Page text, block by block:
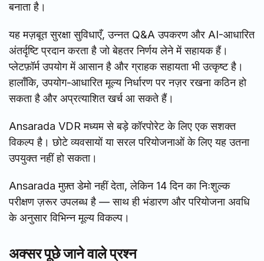
बनाता है।
यह मज़बूत सुरक्षा सुविधाएँ, उन्नत Q&A उपकरण और AI-आधारित
अंतर्दृष्टि प्रदान करता है जो बेहतर निर्णय लेने में सहायक हैं।
प्लेटफ़ॉर्म उपयोग में आसान है और ग्राहक सहायता भी उत्कृष्ट है।
हालाँकि, उपयोग-आधारित मूल्य निर्धारण पर नज़र रखना कठिन हो
सकता है और अप्रत्याशित खर्च आ सकते हैं।
Ansarada VDR मध्यम से बड़े कॉरपोरेट के लिए एक सशक्त
विकल्प है। छोटे व्यवसायों या सरल परियोजनाओं के लिए यह उतना
उपयुक्त नहीं हो सकता।
Ansarada मुफ़्त डेमो नहीं देता, लेकिन 14 दिन का निःशुल्क
परीक्षण ज़रूर उपलब्ध है — साथ ही भंडारण और परियोजना अवधि
के अनुसार विभिन्न मूल्य विकल्प।
अक्सर पूछे जाने वाले प्रश्न